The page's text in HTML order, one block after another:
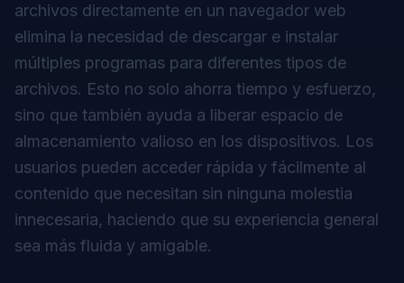
archivos directamente en un navegador web
elimina la necesidad de descargar e instalar
múltiples programas para diferentes tipos de
archivos. Esto no solo ahorra tiempo y esfuerzo,
sino que también ayuda a liberar espacio de
almacenamiento valioso en los dispositivos. Los
usuarios pueden acceder rápida y fácilmente al
contenido que necesitan sin ninguna molestia
innecesaria, haciendo que su experiencia general
sea más fluida y amigable.